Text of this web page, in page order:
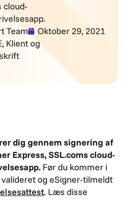
cloud-
Team
Oktober 29, 2021
Klient og
dig gennem signering af
Express, SSL.coms cloud-
Før du kommer i
valideret og eSigner-tilmeldt
. Læs disse